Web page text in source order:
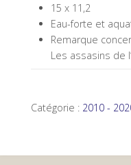
15 x 11,2
Eau-forte et
Remarque
Les assasins de
Catégorie : 2010 -